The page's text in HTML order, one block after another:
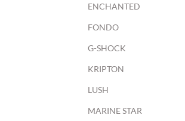
ENCHANTED
FONDO
G-SHOCK
KRIPTON
LUSH
MARINE STAR